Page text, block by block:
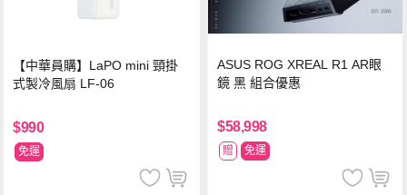
【中華員購】LaPO mini 頸掛
式製冷風扇 LF-06
$990
免運
ASUS ROG XREAL R1 AR眼
鏡 黑 組合優惠
$58,998
贈 免運